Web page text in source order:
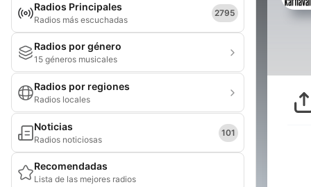
Radios Principales
Radios más escuchadas
2795
Radios por género
15 géneros musicales
Radios por regiones
Radios locales
Noticias
Radios noticiosas
101
Recomendadas
Lista de las mejores radios